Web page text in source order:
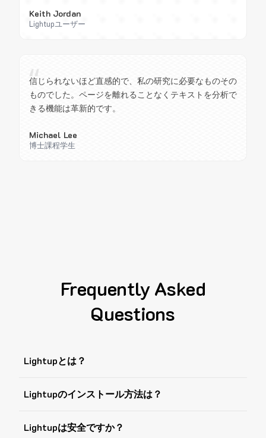
Keith Jordan
Lightupユーザー
“
信じられないほど直感的で、私の研究に必要なものその
ものでした。ページを離れることなくテキストを分析で
きる機能は革新的です。
Michael Lee
博士課程学生
Frequently Asked
Questions
Lightupとは？
Lightupのインストール方法は？
Lightupは安全ですか？